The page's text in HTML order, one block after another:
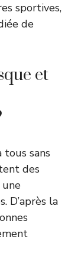
sportives,
de
et
tous sans
des
D’après la